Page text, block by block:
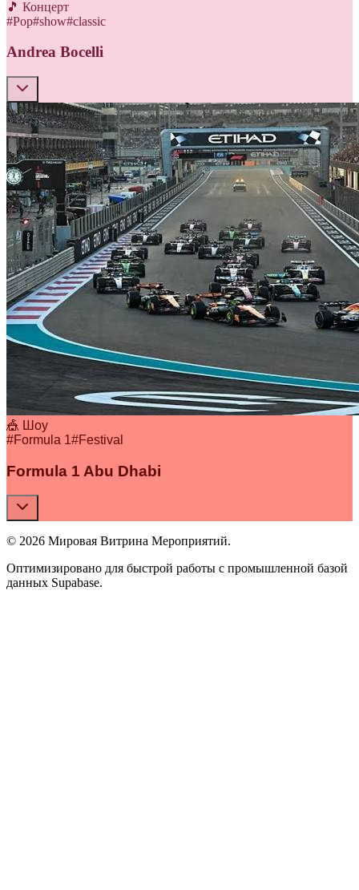
🎵 Концерт
#Pop#show#classic
Andrea Bocelli
🎪 Шоу
#Formula 1#Festival
Formula 1 Abu Dhabi
© 2026 Мировая Витрина Мероприятий.
Оптимизировано для быстрой работы с промышленной базой
данных Supabase.